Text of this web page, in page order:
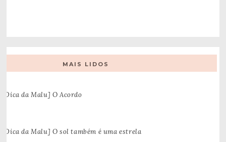
MAIS LIDOS
[Dica da Malu] O Acordo
[Dica da Malu] O sol também é uma estrela